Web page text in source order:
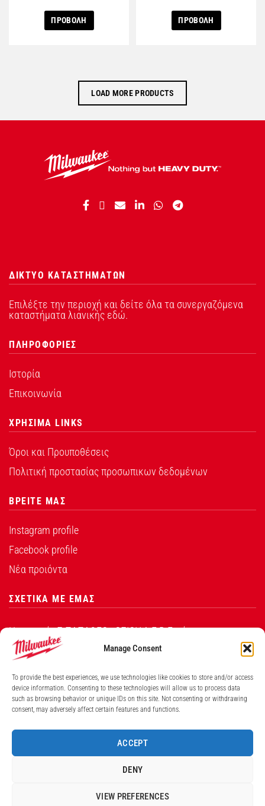
Manage Consent
To provide the best experiences, we use technologies like cookies to store and/or access
device information. Consenting to these technologies will allow us to process data
such as browsing behavior or unique IDs on this site. Not consenting or withdrawing
consent, may adversely affect certain features and functions.
ACCEPT
DENY
VIEW PREFERENCES
ΠΡΟΒΟΛΗ ΠΡΟΒΟΛΗ
LOAD MORE PRODUCTS
ΔΙΚΤΥΟ ΚΑΤΑΣΤΗΜΑΤΩΝ
Επιλέξτε την περιοχή και δείτε όλα τα συνεργαζόμενα
καταστήματα λιανικής εδώ.
ΠΛΗΡΟΦΟΡΙΕΣ
Ιστορία
Επικοινωνία
ΧΡΗΣΙΜΑ LINKS
Όροι και Προυποθέσεις
Πολιτική προστασίας προσωπικων δεδομένων
ΒΡΕΙΤΕ ΜΑΣ
Instagram profile
Facebook profile
Νέα προιόντα
ΣΧΕΤΙΚΑ ΜΕ ΕΜΑΣ
Η εταιρεία Σ.ΠΑΠΑΘΕΟ∆ΟΣΙΟΥ Α.Ε.Β.Ε. είναι ο
εξουσιοδοτημένος αντιπρόσωπος από την Techtronic
Industries Co. Ltd για τα προϊόντα που φέρουν το
λογότυπο Milwaukee στην Ελλάδα.
Λ. ΒΕΙΚΟΥ 131, ΓΑΛΑΤΣΙ ΑΘΗΝΑ, 11146
ΤΗΛ: (+30) 210 213 5300
ΑΡΙΘΜΟΣ ΓΕΜΗ ΕΤΑΙΡΕΙΑΣ 7826201000